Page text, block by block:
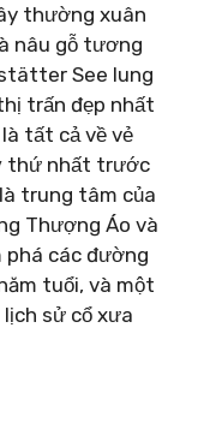
thường xuân
nâu gỗ tương
See lung
trấn đẹp nhất
tất cả về vẻ
thứ nhất trước
trung tâm của
Thượng Áo và
phá các đường
tuổi, và một
sử cổ xưa